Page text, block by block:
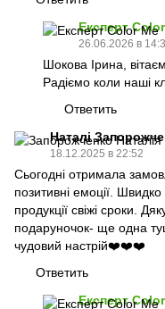
Експерт
26.06.2026 в
Шокова Ірина,
Радіємо коли наші
Ответить
Наталі
18.12.2025 в 22:52
Сьогодні отримала
позитивні емоції.
продукції свіжі сроки.
подаруночок- ще одна
чудовий настрій❤️❤️❤️
Ответить
Експерт